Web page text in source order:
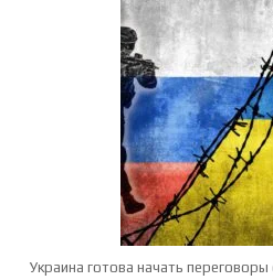
Украина готова начать